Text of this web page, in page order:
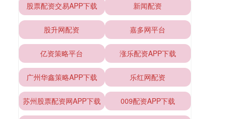
股票配资交易APP下载 新闻配资
股升网配资 嘉多网平台
亿资策略平台 涨乐配资APP下载
广州华鑫策略APP下载 乐红网配资
苏州股票配资网APP下载 009配资APP下载